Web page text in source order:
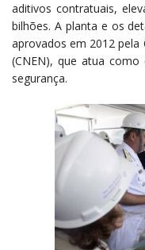
aditivos contratuais,
bilhões. A planta e os
aprovados em 2012 pela
(CNEN), que atua
segurança.